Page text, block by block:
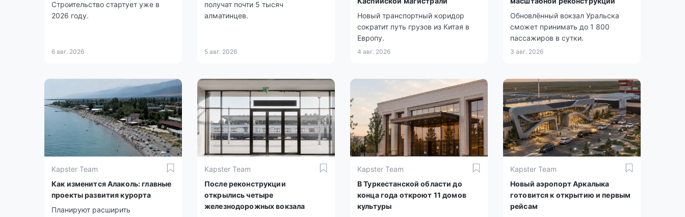
Строительство стартует уже в
2026 году.
6 авг. 2026
получат почти 5 тысяч
алматинцев.
5 авг. 2026
Новый транспортный коридор
сократит путь грузов из Китая в
Европу.
4 авг. 2026
Обновлённый вокзал Уральска
сможет принимать до 1 800
пассажиров в сутки.
3 авг. 2026
Kapster Team
Как изменится Алаколь: главные
проекты развития курорта
Планируют расширить
Kapster Team
После реконструкции
открылись четыре
железнодорожных вокзала
Kapster Team
В Туркестанской области до
конца года откроют 11 домов
культуры
Kapster Team
Новый аэропорт Аркалыка
готовится к открытию и первым
рейсам